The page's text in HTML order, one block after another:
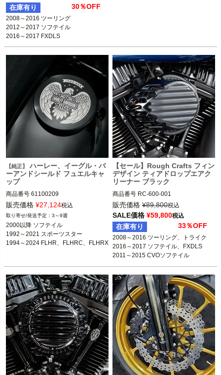
2016～2017 ソフテイル
2016～2017 FXDLS
2011～2017 FLSTSE、FXSBSE、FLS
※ロアーフェアリング装着車は不可
ARLEN NESS（アレンネス）
在庫有り 30％OFF
2008～2016 ツーリング
2012～2017 ソフテイル
【純正】
ハーレー、イーグル・バ
ーアンドシールド フュエルキャ
ップ
商品番号 61100209
販売価格 ¥27,124税込
3～9週
2000以降 ソフテイル
1992～2021 スポーツスター
1994～2024 FLHR、FLHRC、FLHRX
2017～2022 FLRT
1992～2017 ダイナ
【セール】Rough Crafts フィン
デザイン ティアドロップエアク
リーナー ブラック
商品番号 RC-600-001
3OT：1010-2725
2BC：RC0014
販売価格 ¥89,800税込
SALE価格 ¥59,800税込
在庫有り 33％OFF
2008～2016 ツーリング、トライク
2016～2017 ソフテイル、FXDLS